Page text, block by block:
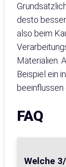
desto
also beim
Materialien.
Beispiel ein
beeinflussen
FAQ
Welche